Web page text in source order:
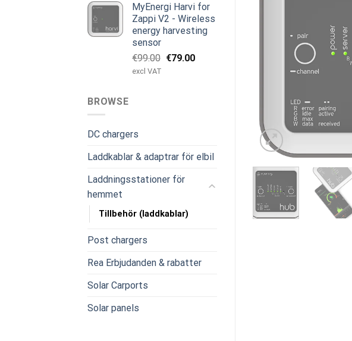
MyEnergi Harvi for
Zappi V2 - Wireless
energy harvesting
sensor
€99.00 Det
€79.00Det
excl VAT
BROWSE
DC chargers
Laddkablar & adaptrar för elbil
Laddningsstationer för
hemmet
Tillbehör (laddkablar)
Post chargers
Rea Erbjudanden & rabatter
Solar Carports
Solar panels